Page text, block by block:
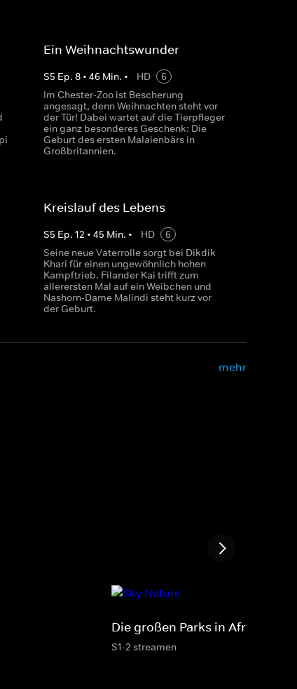
Ein Weihnachtswunder
S5 Ep. 8• 46Min. • HD
6
Im Chester-Zoo ist Bescherung
angesagt, denn Weihnachten steht vor
der Tür! Dabei wartet auf die Tierpfleger
ein ganz besonderes Geschenk: Die
Geburt des ersten Malaienbärs in
Großbritannien.
Kreislauf des Lebens
S5 Ep. 12 • 45 Min. • HD
6
Seine neue Vaterrolle sorgt bei Dikdik
Khari für einen ungewöhnlich hohen
Kampftrieb. Filander Kai trifft zum
allerersten Mal auf ein Weibchen und
Nashorn-Dame Malindi steht kurz vor
der Geburt.
mehr
Die großen Parks in Afrika
S1-2 streamen